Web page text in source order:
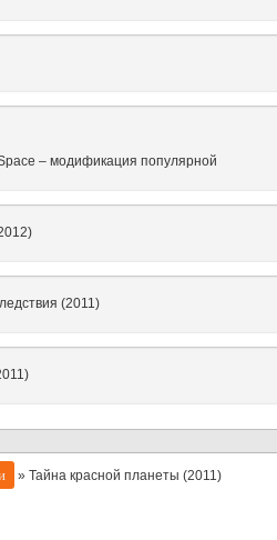
– модификация популярной
(2011)
» Тайна красной планеты (2011)